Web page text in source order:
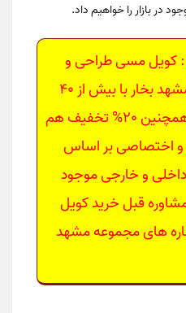
در بازار را خواهیم داد.
: کویل مسیطراحی و
تولید شده در مجموعه مشهد بخار با بیش از 40
سال سابقه درخشان و همچنین 20% تخفیف هم
اختصاصی بر اساس
داخلی و خارجی موجود
قبل خرید کویل
های مجموعه مشهد